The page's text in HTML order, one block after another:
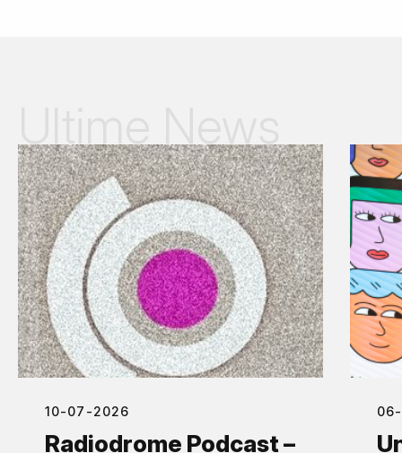
10-07-2026
Radiodrome Podcast –